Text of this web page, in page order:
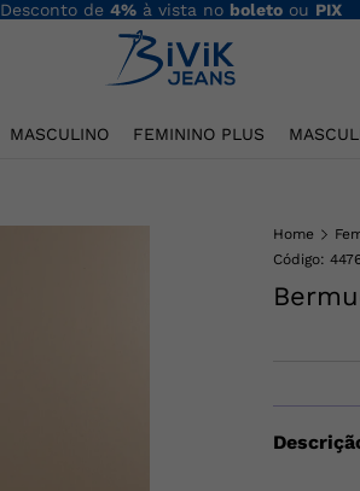
Desconto de 4%à vista no boletoou PIX
MASCULINO FEMININO PLUS
Home
Código: